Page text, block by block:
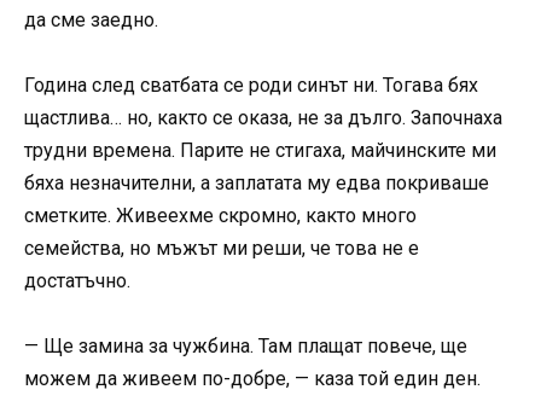
да сме заедно.
Година след сватбата се роди синът ни. Тогава бях
щастлива… но, както се оказа, не за дълго. Започнаха
трудни времена. Парите не стигаха, майчинските ми
бяха незначителни, а заплатата му едва покриваше
сметките. Живеехме скромно, както много
семейства, но мъжът ми реши, че това не е
достатъчно.
— Ще замина за чужбина. Там плащат повече, ще
можем да живеем по-добре, — каза той един ден.